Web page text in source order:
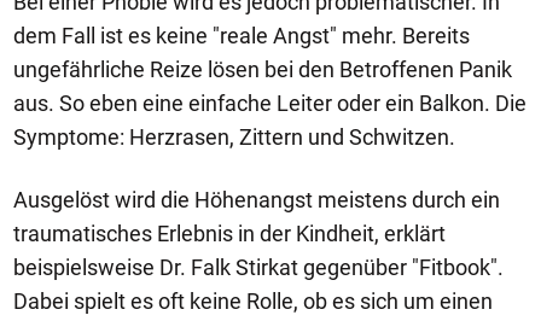
dem Fall ist es keine "reale Angst" mehr. Bereits
ungefährliche Reize lösen bei den Betroffenen Panik
aus. So eben eine einfache Leiter oder ein Balkon. Die
Symptome: Herzrasen, Zittern und Schwitzen.
Ausgelöst wird die Höhenangst meistens durch ein
traumatisches Erlebnis in der Kindheit, erklärt
beispielsweise Dr. Falk Stirkat gegenüber "Fitbook".
Dabei spielt es oft keine Rolle, ob es sich um einen